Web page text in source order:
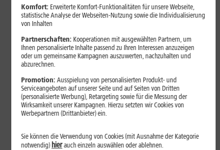
Bestenliste
Smartphones mit langer
Akkulaufzeit 2026: Diese Modelle
halten im Alltag besonders lange
durch
Komfort: Erweiterte Komfort-Funktionalitäten für unsere Webseite,
statistische Analyse der Webseiten-Nutzung sowie die Individualisierung
von Inhalten
Partnerschaften: Kooperationen mit ausgewählten Partnern, um
Ihnen personalisierte Inhalte passend zu Ihren Interessen anzuzeigen
oder um gemeinsame Kampagnen auszuwerten, nachzuhalten und
abzurechnen.
Promotion: Ausspielung von personalisierten Produkt- und
Serviceangeboten auf unserer Seite und auf Seiten von Dritten
(personalisierte Werbung), Retargeting sowie für die Messung der
Wirksamkeit unserer Kampagnen. Hierzu setzten wir Cookies von
Werbepartnern (Drittanbieter) ein.
Sie können die Verwendung von Cookies (mit Ausnahme der Kategorie
notwendig) hierauch einzeln auswählen oder ablehnen.